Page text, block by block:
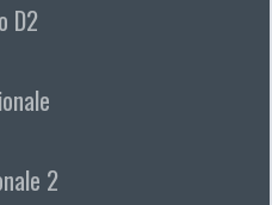
D2
2